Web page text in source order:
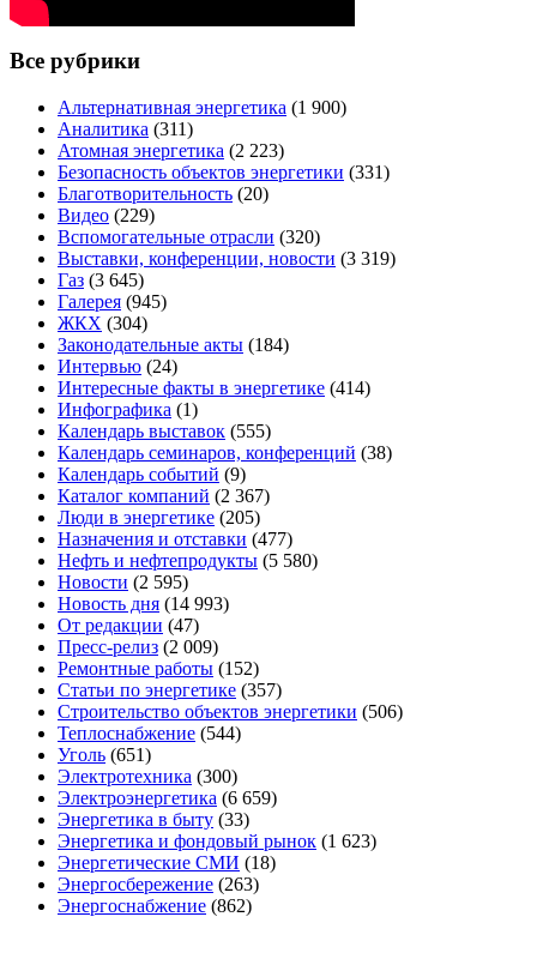
Все рубрики
Альтернативная энергетика (1 900)
Аналитика (311)
Атомная энергетика (2 223)
Безопасность объектов энергетики (331)
Благотворительность (20)
Видео (229)
Вспомогательные отрасли (320)
Выставки, конференции, новости (3 319)
Газ (3 645)
Галерея (945)
ЖКХ (304)
Законодательные акты (184)
Интервью (24)
Интересные факты в энергетике (414)
Инфографика (1)
Календарь выставок (555)
Календарь семинаров, конференций (38)
Календарь событий (9)
Каталог компаний (2 367)
Люди в энергетике (205)
Назначения и отставки (477)
Нефть и нефтепродукты (5 580)
Новости (2 595)
Новость дня (14 993)
От редакции (47)
Пресс-релиз (2 009)
Ремонтные работы (152)
Статьи по энергетике (357)
Строительство объектов энергетики (506)
Теплоснабжение (544)
Уголь (651)
Электротехника (300)
Электроэнергетика (6 659)
Энергетика в быту (33)
Энергетика и фондовый рынок (1 623)
Энергетические СМИ (18)
Энергосбережение (263)
Энергоснабжение (862)